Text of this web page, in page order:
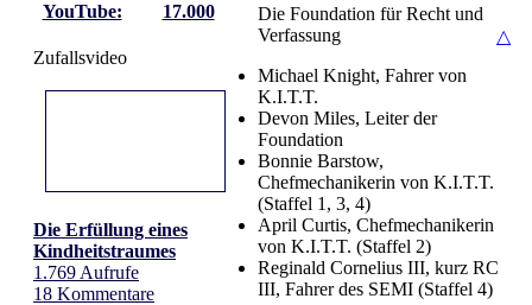
YouTube:
17.000
Zufallsvideo
Die Erfüllung eines
Kindheitstraumes
1.769 Aufrufe
18 Kommentare
Die Foundation für Recht und
Verfassung
△
Michael Knight, Fahrer von
K.I.T.T.
Devon Miles, Leiter der
Foundation
Bonnie Barstow,
Chefmechanikerin von K.I.T.T.
(Staffel 1, 3, 4)
April Curtis, Chefmechanikerin
von K.I.T.T. (Staffel 2)
Reginald Cornelius III, kurz RC
III, Fahrer des SEMI (Staffel 4)